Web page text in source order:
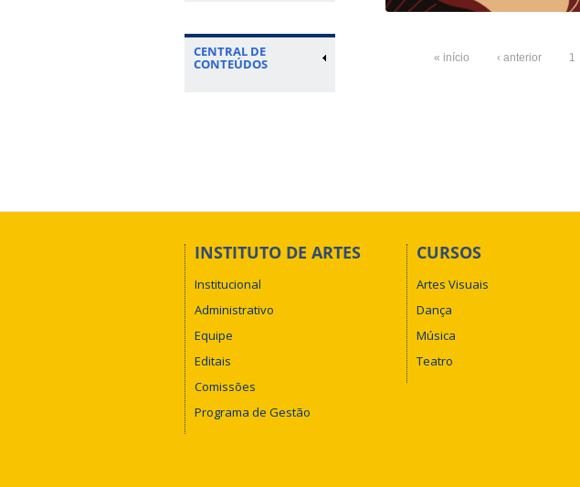
CENTRAL DE
CONTEÚDOS « início ‹ anterior 1
INSTITUTO DE ARTES
Institucional
Administrativo
Equipe
Editais
Comissões
Programa de Gestão
CURSOS
Artes Visuais
Dança
Música
Teatro